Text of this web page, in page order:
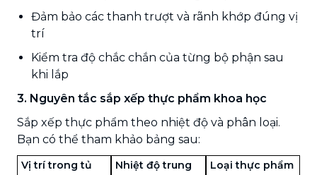
Đảm bảo các thanh trượt và rãnh khớp đúng vị
trí
Kiểm tra độ chắc chắn của từng bộ phận sau
khi lắp
3. Nguyên tắc sắp xếp thực phẩm khoa học
Sắp xếp thực phẩm theo nhiệt độ và phân loại.
Bạn có thể tham khảo bảng sau:
Vị trí trong tủ
Nhiệt độ trung
Loại thực phẩm